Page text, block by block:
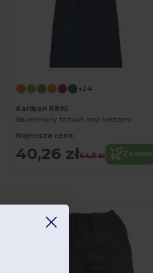
+24
Kariban K895
Bawełniany fartuch bez kieszeni
Najniższa cena:
40,26 zł64,11 zł Zamów